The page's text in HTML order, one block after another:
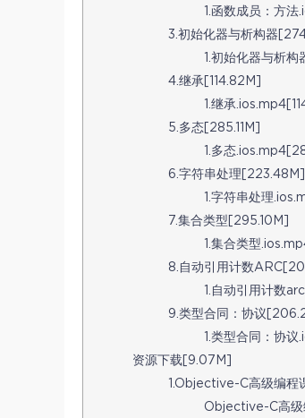
1.函数成员：方
3.初始化器与析构器
1.初始化器与析
4.继承[114.82M]
1.继承
5.多态[285.11M]
1.多态
6.字符串处理[223.48M]
1.字符串处理
7.集合类型[295.10M]
1.集合类型
8.自动引用计数
1.自动引用计数
9.类型合同：协议
1.类型合同：协
资源下载[9.07M]
1.Objective-C高级编程
Objective-C高级